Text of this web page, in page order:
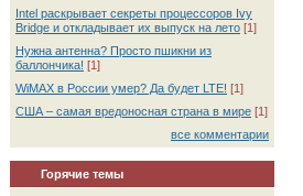
Intel раскрывает секреты процессоров Ivy
Bridge и откладывает их выпуск на лето [1]
Нужна антенна? Просто пшикни из
баллончика! [1]
WiMAX в России умер? Да будет LTE! [1]
США – самая вредоносная страна в мире [1]
все комментарии
Горячие темы